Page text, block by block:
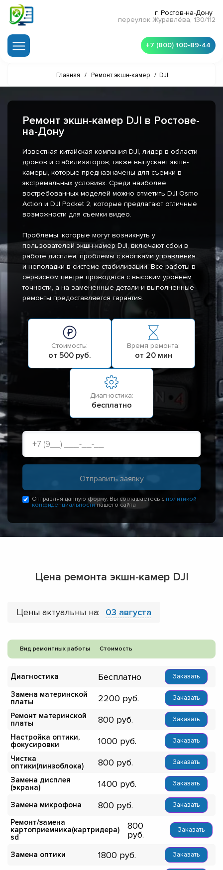
г. Ростов-на-Дону
переулок Журавлёва, 130/112
+7 (800) 100-89-44
Главная / Ремонт экшн-камер / DJI
Ремонт экшн-камер DJI в Ростове-
на-Дону
Известная китайская компания DJI, лидер в области
дронов и стабилизаторов, также выпускает экшн-
камеры, которые предназначены для съемки в
экстремальных условиях. Среди наиболее
востребованных моделей можно отметить DJI Osmo
Action и DJI Pocket 2, которые предлагают отличные
возможности для съемки видео.
Проблемы, которые могут возникнуть у
пользователей экшн-камер DJI, включают сбои в
работе дисплея, проблемы с кнопками управления
и неполадки в системе стабилизации. Все работы в
сервисном центре проводятся с высоким уровнем
точности, а на замененные детали и выполненные
ремонты предоставляется гарантия.
Стоимость:
от 500 руб.
Время ремонта:
от 20 мин
Диагностика:
бесплатно
Отправляя данную форму, Вы соглашаетесь с политикой
конфиденциальностинашего сайта
Цена ремонта экшн-камер DJI
Цены актуальны на: 03 августа
Вид ремонтных работы Стоимость
Диагностика Бесплатно Заказать
Замена материнской
платы
2200 Заказать
Ремонт материнской
платы
800 Заказать
Настройка оптики,
фокусировки
1000 Заказать
Чистка
оптики(линзоблока)
800 Заказать
Замена дисплея
(экрана)
1400 Заказать
Замена микрофона 800 Заказать
Ремонт/замена
картоприемника(картридера)
sd
800 Заказать
Замена оптики 1800 Заказать